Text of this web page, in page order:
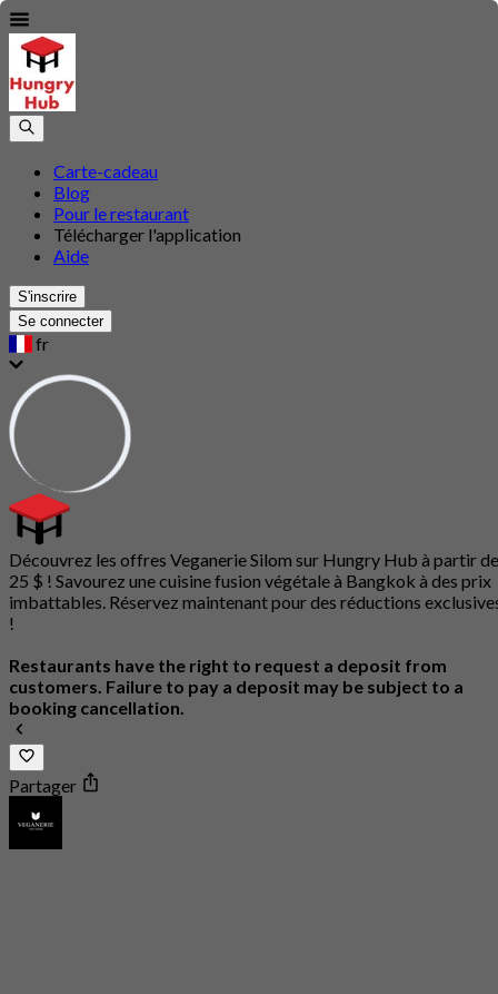
Carte-cadeau
Blog
Pour le restaurant
Télécharger l'application
Aide
S'inscrire
Se connecter
fr
Découvrez les offres Veganerie Silom sur Hungry Hub à partir de
25 $ ! Savourez une cuisine fusion végétale à Bangkok à des prix
imbattables. Réservez maintenant pour des réductions
!
Restaurants have the right to request a deposit from
customers. Failure to pay a deposit may be subject to a
booking cancellation.
Partager